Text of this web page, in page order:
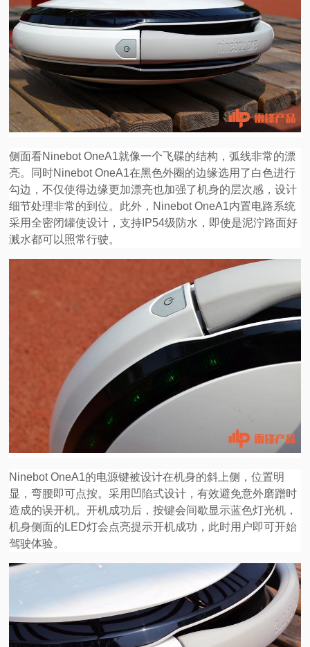
侧面看Ninebot OneA1就像一个飞碟的结构，弧线非常的漂
亮。同时Ninebot OneA1在黑色外圈的边缘选用了白色进行
勾边，不仅使得边缘更加漂亮也加强了机身的层次感，设计
细节处理非常的到位。此外，Ninebot OneA1内置电路系统
采用全密闭罐使设计，支持IP54级防水，即使是泥泞路面好
溅水都可以照常行驶。
Ninebot OneA1的电源键被设计在机身的斜上侧，位置明
显，弯腰即可点按。采用凹陷式设计，有效避免意外磨蹭时
造成的误开机。开机成功后，按键会间歇显示蓝色灯光机，
机身侧面的LED灯会点亮提示开机成功，此时用户即可开始
驾驶体验。